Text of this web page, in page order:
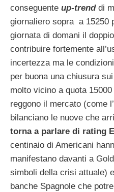
conseguente up-trenddi
giornaliero sopra a 15250
giornata di domani il
contribuire fortemente
incertezza ma le
per buona una chiusura
molto vicino a quota
reggono il mercato (come
bilanciano le nuove che
torna a parlare di rating
centinaio di Americani
manifestano davanti a
simboli della crisi attuale)
banche Spagnole che